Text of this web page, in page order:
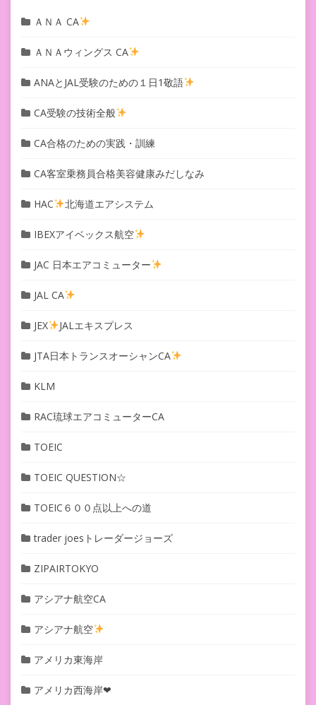
ＡＮＡ CA
ＡＮＡウィングス CA
ANAとJAL受験のための１日1敬語
CA受験の技術全般
CA合格のための実践・訓練
CA客室乗務員合格美容健康みだしなみ
HAC 北海道エアシステム
IBEXアイベックス航空
JAC 日本エアコミューター
JAL CA
JEX JALエキスプレス
JTA日本トランスオーシャンCA
KLM
RAC琉球エアコミューターCA
TOEIC
TOEIC QUESTION☆
TOEIC６００点以上への道
trader joesトレーダージョーズ
ZIPAIRTOKYO
アシアナ航空CA
アシアナ航空
アメリカ東海岸
アメリカ西海岸❤︎